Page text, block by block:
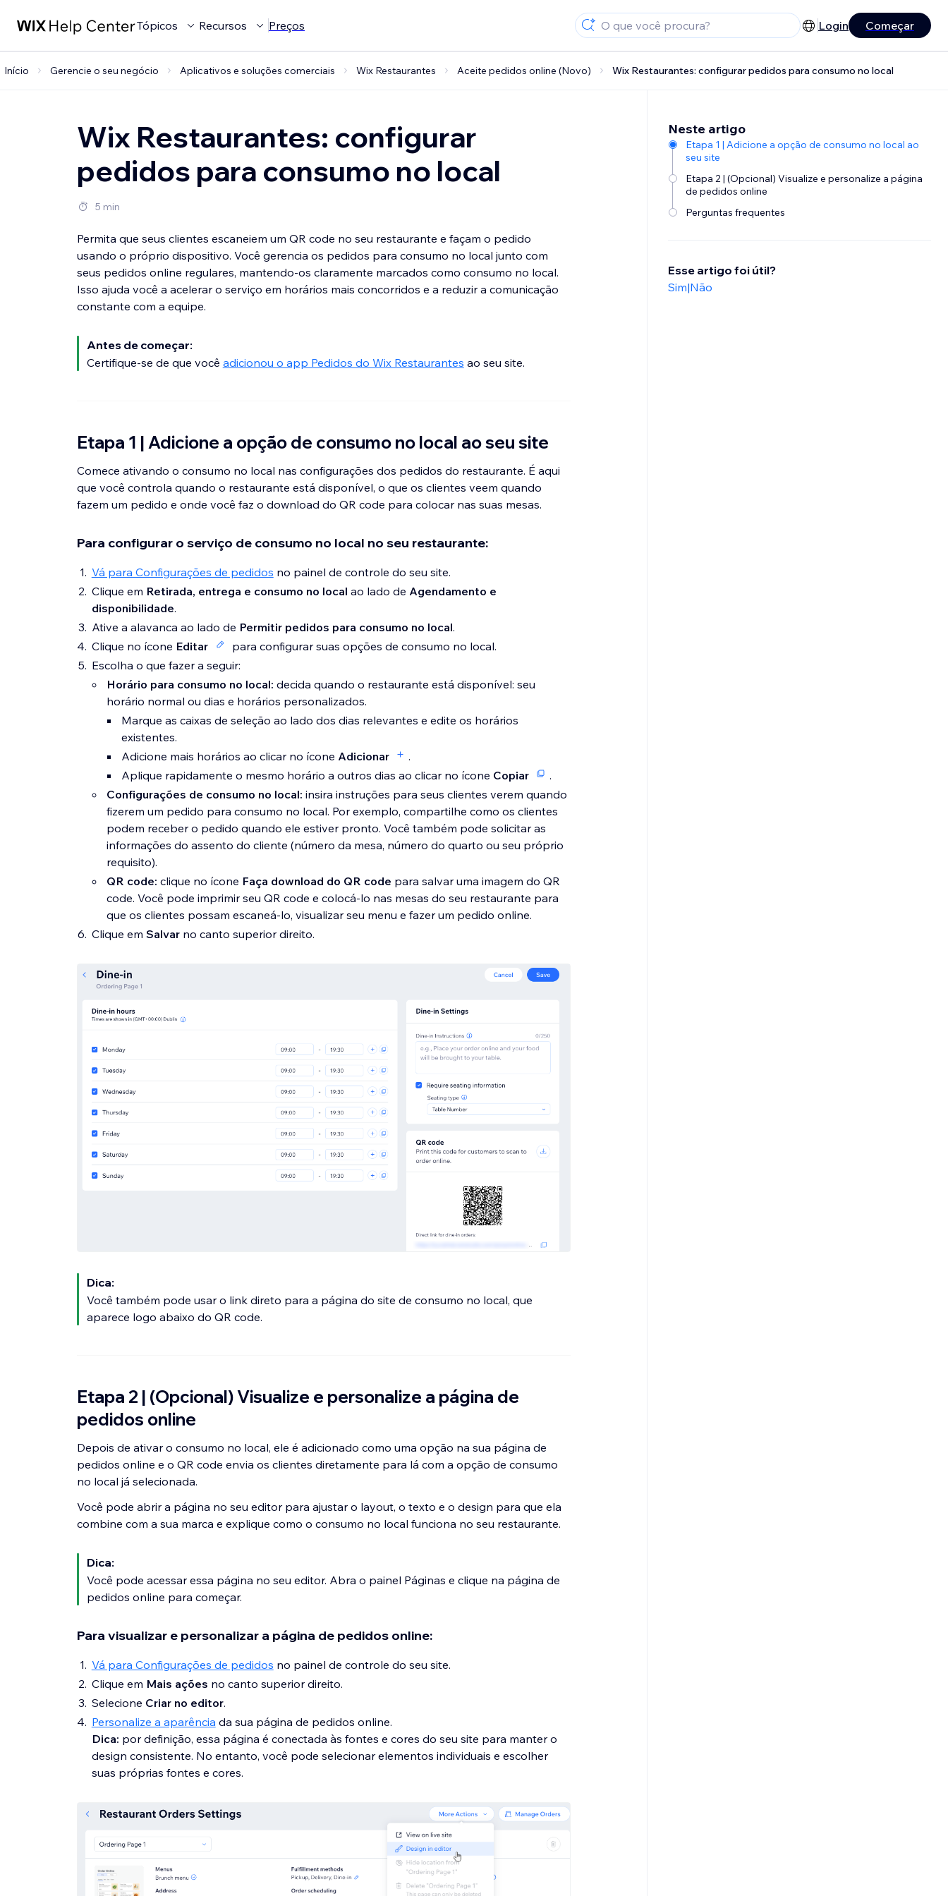
Tópicos Recursos Preços Login Começar
Início Gerencie o seu negócio Aplicativos e soluções comerciais Wix Restaurantes Aceite pedidos online (Novo) Wix Restaurantes: configurar pedidos para consumo no local
Wix Restaurantes: configurar
pedidos para consumo no local
5 min
Permita que seus clientes escaneiem um QR code no seu restaurante e façam o pedido
usando o próprio dispositivo. Você gerencia os pedidos para consumo no local junto com
seus pedidos online regulares, mantendo-os claramente marcados como consumo no local.
Isso ajuda você a acelerar o serviço em horários mais concorridos e a reduzir a comunicação
constante com a equipe.
Antes de começar:
Certifique-se de que você adicionou o app Pedidos do Wix Restaurantes ao seu site.
Etapa 1 | Adicione a opção de consumo no local ao seu site
Comece ativando o consumo no local nas configurações dos pedidos do restaurante. É aqui
que você controla quando o restaurante está disponível, o que os clientes veem quando
fazem um pedido e onde você faz o download do QR code para colocar nas suas mesas.
Para configurar o serviço de consumo no local no seu restaurante:
Vá para Configurações de pedidos no painel de controle do seu site.
Clique em Retirada, entrega e consumo no local ao lado de Agendamento e
disponibilidade.
Ative a alavanca ao lado de Permitir pedidos para consumo no local.
Clique no ícone Editar
para configurar suas opções de consumo no local.
Escolha o que fazer a seguir:
Horário para consumo no local: decida quando o restaurante está disponível: seu
horário normal ou dias e horários personalizados.
Marque as caixas de seleção ao lado dos dias relevantes e edite os horários
existentes.
Adicione mais horários ao clicar no ícone Adicionar
.
Aplique rapidamente o mesmo horário a outros dias ao clicar no ícone Copiar
.
Configurações de consumo no local: insira instruções para seus clientes verem quando
fizerem um pedido para consumo no local. Por exemplo, compartilhe como os clientes
podem receber o pedido quando ele estiver pronto. Você também pode solicitar as
informações do assento do cliente (número da mesa, número do quarto ou seu próprio
requisito).
QR code: clique no ícone Faça download do QR code para salvar uma imagem do QR
code. Você pode imprimir seu QR code e colocá-lo nas mesas do seu restaurante para
que os clientes possam escaneá-lo, visualizar seu menu e fazer um pedido online.
Clique em Salvar no canto superior direito.
Dica:
Você também pode usar o link direto para a página do site de consumo no local, que
aparece logo abaixo do QR code.
Etapa 2 | (Opcional) Visualize e personalize a página de
pedidos online
Depois de ativar o consumo no local, ele é adicionado como uma opção na sua página de
pedidos online e o QR code envia os clientes diretamente para lá com a opção de consumo
no local já selecionada.
Você pode abrir a página no seu editor para ajustar o layout, o texto e o design para que ela
combine com a sua marca e explique como o consumo no local funciona no seu restaurante.
Dica:
Você pode acessar essa página no seu editor. Abra o painel Páginas e clique na página de
pedidos online para começar.
Para visualizar e personalizar a página de pedidos online:
Vá para Configurações de pedidos no painel de controle do seu site.
Clique em Mais ações no canto superior direito.
Selecione Criar no editor.
Personalize a aparência da sua página de pedidos online.
Dica: por definição, essa página é conectada às fontes e cores do seu site para manter o
design consistente. No entanto, você pode selecionar elementos individuais e escolher
suas próprias fontes e cores.
Neste artigo
Etapa 1 | Adicione a opção de consumo no local ao
seu site
Etapa 2 | (Opcional) Visualize e personalize a página
de pedidos online
Perguntas frequentes
Esse artigo foi útil?
Sim|Não